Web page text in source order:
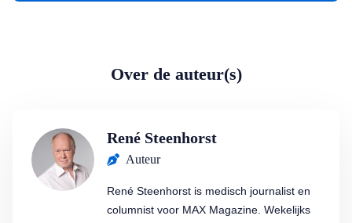
Over de auteur(s)
René Steenhorst
Auteur
René Steenhorst is medisch journalist en
columnist voor MAX Magazine. Wekelijks